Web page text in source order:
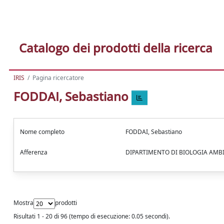
Catalogo dei prodotti della ricerca
IRIS Pagina ricercatore
FODDAI, Sebastiano
Nome completo FODDAI, Sebastiano
Afferenza DIPARTIMENTO DI BIOLOGIA
Mostra
prodotti
Risultati 1 - 20 di 96 (tempo di esecuzione: 0.05 secondi).